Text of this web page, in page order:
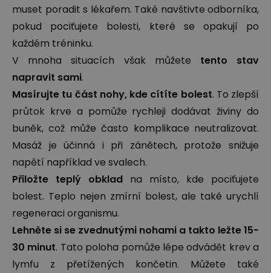
muset poradit s lékařem. Také navštivte odborníka,
pokud pociťujete bolesti, které se opakují po
každém tréninku.
V mnoha situacích však můžete tento stav
napravit sami.
Masírujte tu část nohy, kde cítíte bolest. To zlepší
průtok krve a pomůže rychleji dodávat živiny do
buněk, což může často komplikace neutralizovat.
Masáž je účinná i při zánětech, protože snižuje
napětí například ve svalech.
Přiložte teplý obklad na místo, kde pociťujete
bolest. Teplo nejen zmírní bolest, ale také urychlí
regeneraci organismu.
Lehněte si se zvednutými nohami a takto ležte 15-
30 minut. Tato poloha pomůže lépe odvádět krev a
lymfu z přetížených končetin. Můžete také